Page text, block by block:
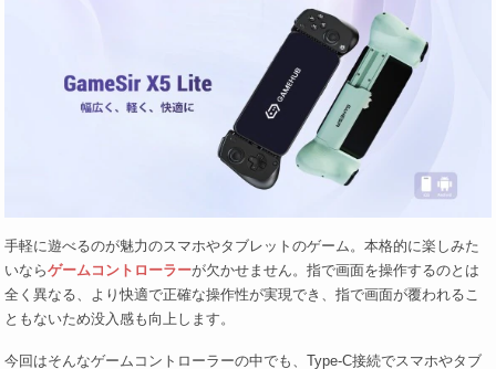
手軽に遊べるのが魅力のスマホやタブレットのゲーム。本格的に楽しみた
いならゲームコントローラーが欠かせません。指で画面を操作するのとは
全く異なる、より快適で正確な操作性が実現でき、指で画面が覆われるこ
ともないため没入感も向上します。
今回はそんなゲームコントローラーの中でも、Type-C接続でスマホやタブ